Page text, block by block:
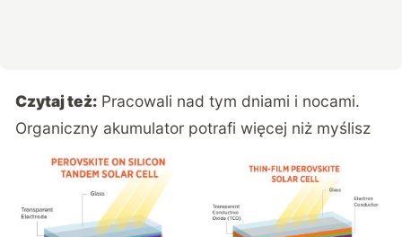
Czytaj też: Pracowali nad tym dniami i nocami.
Organiczny akumulator potrafi więcej niż myślisz